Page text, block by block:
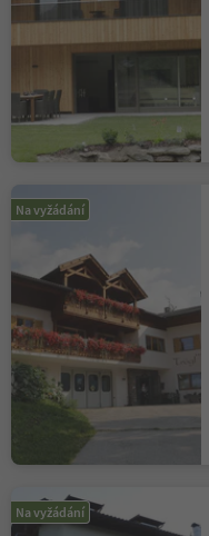
Na vyžádání
Na vyžádání